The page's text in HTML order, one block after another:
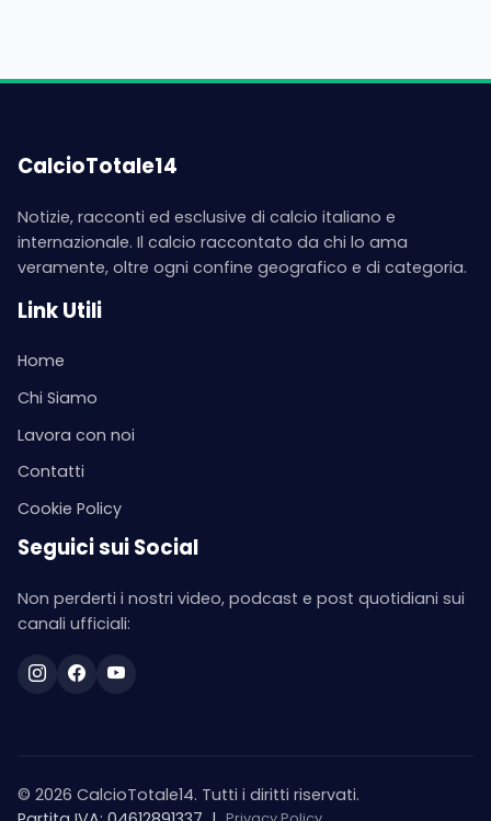
CalcioTotale14
Notizie, racconti ed esclusive di calcio italiano e
internazionale. Il calcio raccontato da chi lo ama
veramente, oltre ogni confine geografico e di categoria.
Link Utili
Home
Chi Siamo
Lavora con noi
Contatti
Cookie Policy
Seguici sui Social
Non perderti i nostri video, podcast e post quotidiani sui
canali ufficiali:
© 2026 CalcioTotale14. Tutti i diritti riservati.